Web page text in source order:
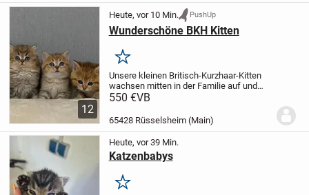
12
Heute, vor 10 Min. PushUp
Wunderschöne BKH Kitten
Merken
Unsere kleinen Britisch-Kurzhaar-Kitten
wachsen mitten in der Familie auf und
sind sehr menschenbezogen, verspielt
Menschen und anderen Katzen und
550 €VB
65428 Rüsselsheim (Main)
Heute, vor 39 Min.
Katzenbabys
Merken